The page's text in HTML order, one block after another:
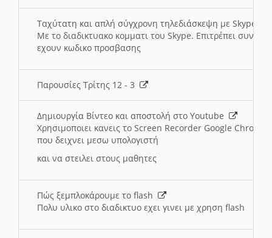
Ταχύτατη και απλή σύγχρονη τηλεδιάσκεψη με Skype
Με το διαδικτυακο κομματι του Skype. Επιτρέπει
εχουν κωδικο προσβασης
Παρουσίες Τρίτης 12 - 3
Δημιουργία Βίντεο και αποστολή στο Youtube
Χρησιμοποιει κανεις το Screen Recorder Google Chrome
που δειχνει μεσω υπολογιστή
και να στειλει στους μαθητες
Πώς ξεμπλοκάρουμε το flash
Πολυ υλικο στο διαδικτυο εχει γινει με χρηση flash